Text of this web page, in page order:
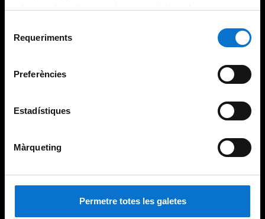
adequant-la en funció dels vostres hàbits de navegació).
consultar laPolítica de galetes del lloc web de la
Requeriments
Preferències
Estadístiques
Màrqueting
Permetre totes les galetes